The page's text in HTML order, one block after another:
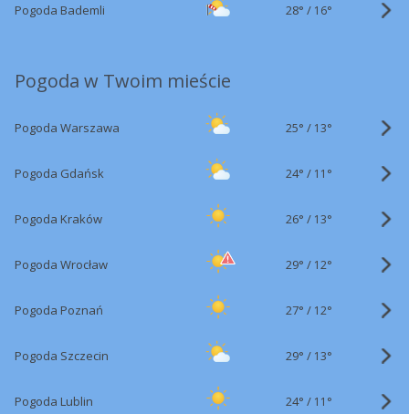
Pogoda Bademli 28° / 16°
Pogoda w Twoim mieście
Pogoda Warszawa 25° / 13°
Pogoda Gdańsk 24° / 11°
Pogoda Kraków 26° / 13°
Pogoda Wrocław 29° / 12°
Pogoda Poznań 27° / 12°
Pogoda Szczecin 29° / 13°
Pogoda Lublin 24° / 11°